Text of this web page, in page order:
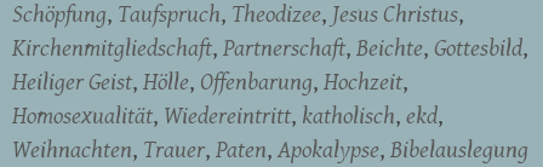
Schöpfung Taufspruch Theodizee Jesus Christus
Kirchenmitgliedschaft Partnerschaft Beichte Gottesbild
Heiliger Geist Hölle Offenbarung Hochzeit
Homosexualität Wiedereintritt katholisch ekd
Weihnachten Trauer Paten Apokalypse Bibelauslegung